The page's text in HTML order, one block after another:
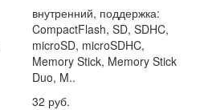
внутренний, поддержка:
CompactFlash, SD, SDHC,
microSD, microSDHC,
Memory Stick, Memory Stick
Duo, M..
32 руб.